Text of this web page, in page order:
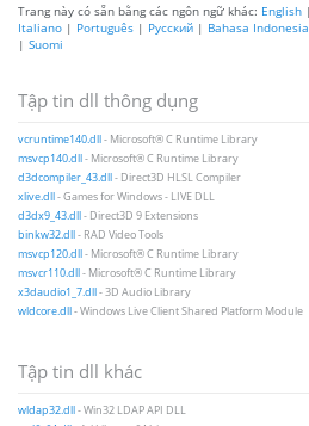
Trang này có sẵn bằng các ngôn ngữ khác: English |
Italiano | Português | Русский | Bahasa Indonesia
| Suomi
Tập tin dll thông dụng
vcruntime140.dll- Microsoft® C Runtime Library
msvcp140.dll- Microsoft® C Runtime Library
d3dcompiler_43.dll- Direct3D HLSL Compiler
xlive.dll- Games for Windows - LIVE DLL
d3dx9_43.dll- Direct3D 9 Extensions
binkw32.dll- RAD Video Tools
msvcp120.dll- Microsoft® C Runtime Library
msvcr110.dll- Microsoft® C Runtime Library
x3daudio1_7.dll- 3D Audio Library
wldcore.dll- Windows Live Client Shared Platform Module
Tập tin dll khác
wldap32.dll- Win32 LDAP API DLL